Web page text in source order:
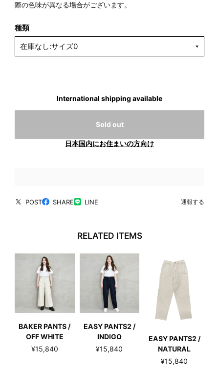
際の色味が異なる場合がございます。
種類
International shipping available
Sold out
日本国内にお住まいの方向け
POST SHARE LINE 通報する
RELATED ITEMS
BAKER PANTS /
OFF WHITE
¥15,840
EASY PANTS2 /
INDIGO
¥15,840
EASY PANTS2 /
NATURAL
¥15,840